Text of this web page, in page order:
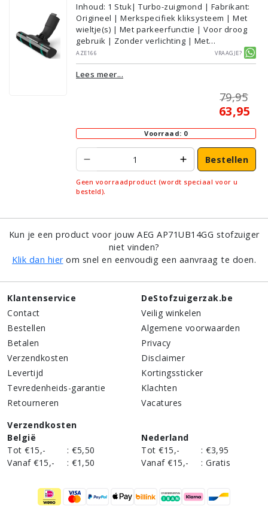
Inhoud: 1 Stuk| Turbo-zuigmond | Fabrikant:
Origineel | Merkspecifiek kliksysteem | Met
wieltje(s) | Met parkeerfunctie | Voor droog
gebruik | Zonder verlichting | Met
kliksysteem | Zwart | AEG/Electrolux |
Geschikt voor vloertype: Plavuizen/Tegels,
Parket/Laminaat, PVC/Vinyl,
AZE166 Vraagje?
Lees meer...
79,95
63,95
Voorraad: 0
Bestellen
Geen voorraadproduct (wordt speciaal voor u
besteld).
Kun je een product voor jouw AEG AP71UB14GG stofzuiger
niet vinden?
Klik dan hierom snel en eenvoudig een aanvraag te doen.
Klantenservice
Contact
Bestellen
Betalen
Verzendkosten
Levertijd
Tevredenheids-garantie
Retourneren
DeStofzuigerzak.be
Veilig winkelen
Algemene voorwaarden
Privacy
Disclaimer
Kortingssticker
Klachten
Vacatures
Verzendkosten
België
Tot €15,-
: €5,50
Vanaf €15,-
: €1,50
Nederland
Tot €15,-
: €3,95
Vanaf €15,-
: Gratis